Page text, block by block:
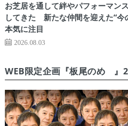
お芝居を通して絆やパフォーマン
してきた 新たな仲間を迎えた“今
本気に注目
2026.08.03
WEB限定企画『板尾のめ゙』